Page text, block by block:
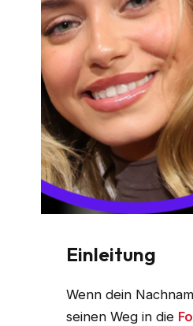
Einleitung
Wenn dein
seinen Weg in die